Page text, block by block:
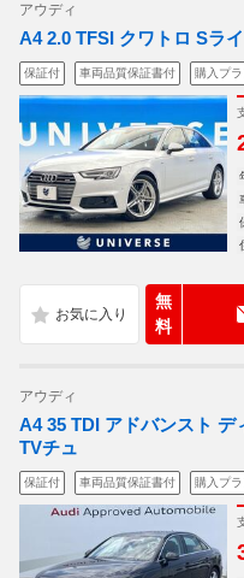
アウディ
A4 2.0 TFSI クワトロ Sラ
保証付 車両品質保証書付 購入プラ
無
料
アウディ
A4 35 TDI アドバンスト
TVチュ
保証付 車両品質保証書付 購入プラ